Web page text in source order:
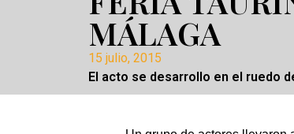
MÁLAGA
15 julio, 2015
El acto se desarrollo en el ruedo